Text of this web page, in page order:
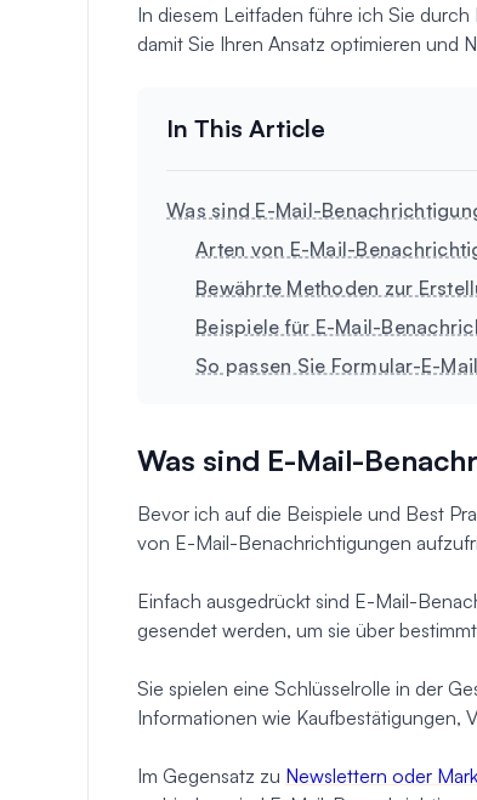
In diesem Leitfaden führe ich Sie
damit Sie Ihren Ansatz optimieren und
Was sind E-Mail-
Arten von E-Mail-
Bewährte Methoden zur
Beispiele für E-Mail-
So passen Sie Formular-E-
Was sind E-Mail-
Bevor ich auf die Beispiele und Best
von E-Mail-Benachrichtigungen
Einfach ausgedrückt sind E-Mail-
gesendet werden, um sie über
Sie spielen eine Schlüsselrolle in der
Informationen wie Kaufbestätigungen,
Im Gegensatz zu Newslettern oder